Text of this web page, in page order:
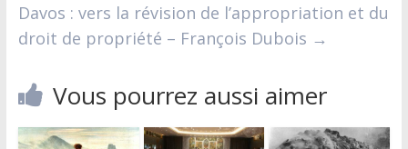
Davos : vers la révision de l’appropriation et du
droit de propriété – François Dubois →
Vous pourrez aussi aimer